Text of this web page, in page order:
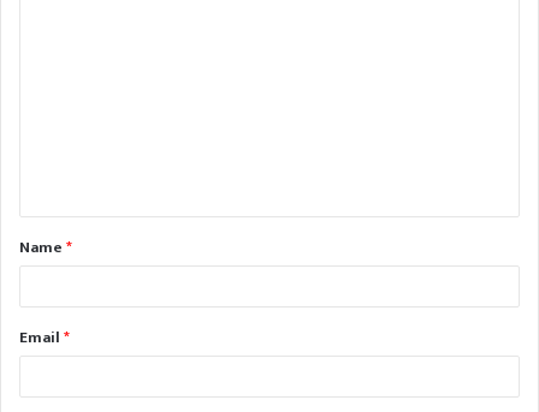
t
*Name*
Email*